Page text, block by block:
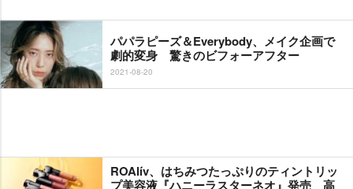
パパラピーズ＆Everybody、メイク企画で
劇的変身 驚きのビフォーアフター
2021-08-20
ROAlív、はちみつたっぷりのティントリッ
プ美容液『ハニーラスターネオ』発売 高